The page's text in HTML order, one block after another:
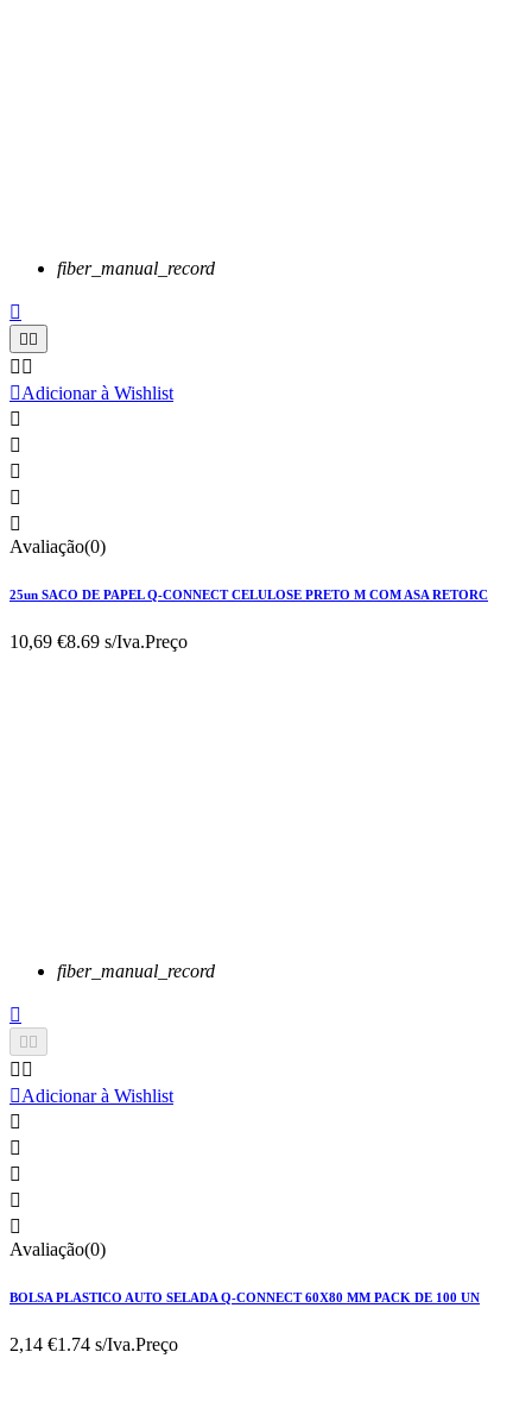
fiber_manual_record

 
 
Adicionar à Wishlist





Avaliação(0)
25un SACO DE PAPEL Q-CONNECT CELULOSE PRETO M COM ASA RETORC
10,69 €8.69 s/Iva.Preço
fiber_manual_record

 
 
Adicionar à Wishlist





Avaliação(0)
BOLSA PLASTICO AUTO SELADA Q-CONNECT 60X80 MM PACK DE 100 UN
2,14 €1.74 s/Iva.Preço